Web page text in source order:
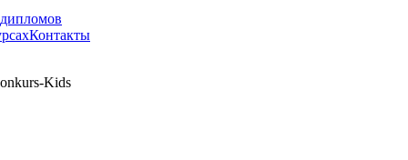
Контакты
Kids